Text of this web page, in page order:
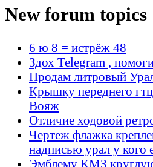
New forum topics
6 ю 8 = истрёж 48
Здох Telegram ,
Продам литровый
Крышку переднего
Вояж
Отличие ходовой
Чертеж флажка
надписью урал у кого
Эмблему КМЗ